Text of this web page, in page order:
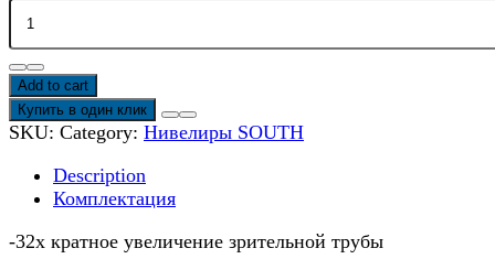
Нивелир
South
NL32
с
алюминиевым
штативом
рейкой
quantity
Add to cart
Купить в один клик
SKU: Category: Нивелиры SOUTH
Description
Комплектация
-32х кратное увеличение зрительной трубы